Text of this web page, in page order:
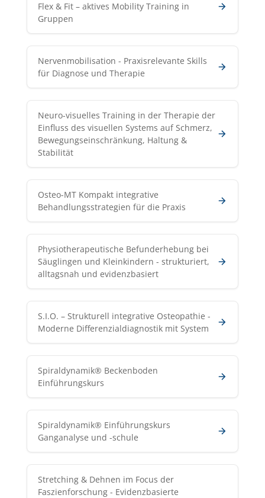
Flex & Fit – aktives Mobility Training in
Gruppen
Nervenmobilisation - Praxisrelevante Skills
für Diagnose und Therapie
Neuro-visuelles Training in der Therapie der
Einfluss des visuellen Systems auf Schmerz,
Bewegungseinschränkung, Haltung &
Stabilität
Osteo-MT Kompakt integrative
Behandlungsstrategien für die Praxis
Physiotherapeutische Befunderhebung bei
Säuglingen und Kleinkindern - strukturiert,
alltagsnah und evidenzbasiert
S.I.O. – Strukturell integrative Osteopathie -
Moderne Differenzialdiagnostik mit System
Spiraldynamik® Beckenboden
Einführungskurs
Spiraldynamik® Einführungskurs
Ganganalyse und -schule
Stretching & Dehnen im Focus der
Faszienforschung - Evidenzbasierte